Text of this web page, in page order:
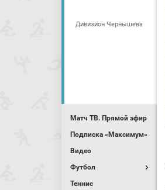
Дивизион Чернышева
Матч ТВ. Прямой эфир
Подписка «Максимум»
Видео
Футбол
Теннис